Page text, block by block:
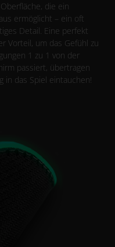
die ein
ermöglicht – ein oft
Detail. Eine perfekt
Vorteil, um das Gefühl zu
1 zu 1 von der
passiert, übertragen
in das Spiel eintauchen!